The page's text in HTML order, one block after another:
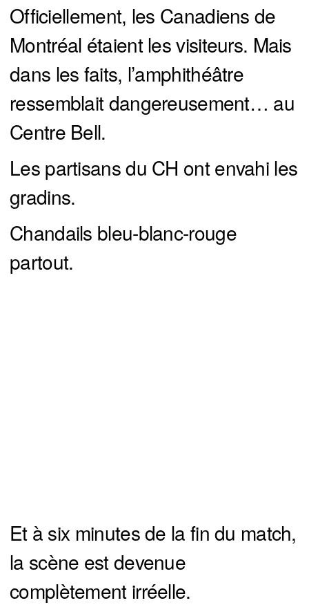
Officiellement, les Canadiens de
Montréal étaient les visiteurs. Mais
dans les faits, l’amphithéâtre
ressemblait dangereusement… au
Centre Bell.
Les partisans du CH ont envahi les
gradins.
Chandails bleu-blanc-rouge
partout.
Et à six minutes de la fin du match,
la scène est devenue
complètement irréelle.